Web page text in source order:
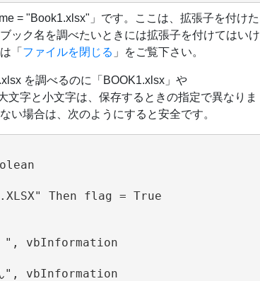
= "Book1.xlsx"」です。ここは、拡張子を付けた
ック名を調べたいときには拡張子を付けてはいけ
「 ファイルを閉じる 」をご覧下さい。
を調べるのに「BOOK1.xlsx」や
文字と小文字は、保存するときの指定で異なりま
い場合は、次のようにすると安全です。
Then flag = True
", vbInformation
", vbInformation